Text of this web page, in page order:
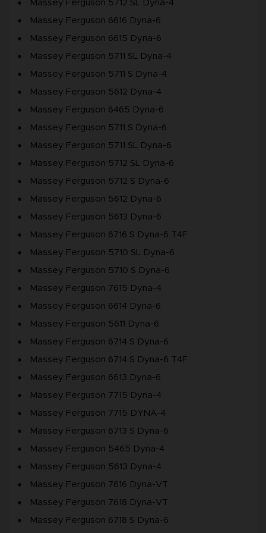
Massey Ferguson 5712 SL Dyna-4
Massey Ferguson 6616 Dyna-6
Massey Ferguson 6615 Dyna-6
Massey Ferguson 5711 SL Dyna-4
Massey Ferguson 5711 S Dyna-4
Massey Ferguson 5612 Dyna-4
Massey Ferguson 6465 Dyna-6
Massey Ferguson 5711 S Dyna-6
Massey Ferguson 5711 SL Dyna-6
Massey Ferguson 5712 SL Dyna-6
Massey Ferguson 5712 S Dyna-6
Massey Ferguson 5612 Dyna-6
Massey Ferguson 5613 Dyna-6
Massey Ferguson 6716 S Dyna-6 T4F
Massey Ferguson 5710 SL Dyna-6
Massey Ferguson 5710 S Dyna-6
Massey Ferguson 7615 Dyna-4
Massey Ferguson 6614 Dyna-6
Massey Ferguson 5611 Dyna-6
Massey Ferguson 6714 S Dyna-6
Massey Ferguson 6714 S Dyna-6 T4F
Massey Ferguson 6613 Dyna-6
Massey Ferguson 7715 Dyna-4
Massey Ferguson 7715 DYNA-4
Massey Ferguson 6713 S Dyna-6
Massey Ferguson 5465 Dyna-4
Massey Ferguson 5613 Dyna-4
Massey Ferguson 7616 Dyna-VT
Massey Ferguson 7618 Dyna-VT
Massey Ferguson 6718 S Dyna-6